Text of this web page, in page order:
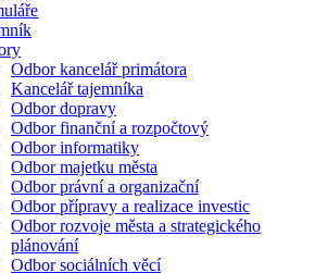
Odbor kancelář primátora
Kancelář tajemníka
Odbor dopravy
Odbor finanční a rozpočtový
Odbor informatiky
Odbor majetku města
Odbor právní a organizační
Odbor přípravy a realizace investic
Odbor rozvoje města a strategického
plánování
Odbor sociálních věcí